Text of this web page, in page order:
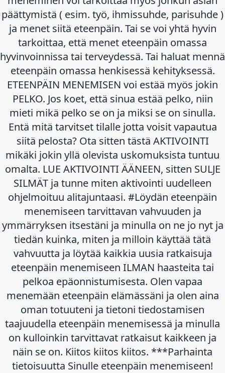
päättymistä ( esim. työ, ihmissuhde, parisuhde )
ja menet siitä eteenpäin. Tai se voi yhtä hyvin
tarkoittaa, että menet eteenpäin omassa
hyvinvoinnissa tai terveydessä. Tai haluat mennä
eteenpäin omassa henkisessä kehityksessä.
ETEENPÄIN MENEMISEN voi estää myös jokin
PELKO. Jos koet, että sinua estää pelko, niin
mieti mikä pelko se on ja miksi se on sinulla.
Entä mitä tarvitset tilalle jotta voisit vapautua
siitä pelosta? Ota sitten tästä AKTIVOINTI
mikäki jokin yllä olevista uskomuksista tuntuu
omalta. LUE AKTIVOINTI ÄÄNEEN, sitten SULJE
SILMÄT ja tunne miten aktivointi uudelleen
ohjelmoituu alitajuntaasi. #Löydän eteenpäin
menemiseen tarvittavan vahvuuden ja
ymmärryksen itsestäni ja minulla on ne jo nyt ja
tiedän kuinka, miten ja milloin käyttää tätä
vahvuutta ja löytää kaikkia uusia ratkaisuja
eteenpäin menemiseen ILMAN haasteita tai
pelkoa epäonnistumisesta. Olen vapaa
menemään eteenpäin elämässäni ja olen aina
oman totuuteni ja tietoni tiedostamisen
taajuudella eteenpäin menemisessä ja minulla
on kulloinkin tarvittavat ratkaisut kaikkeen ja
näin se on. Kiitos kiitos kiitos. ***Parhainta
tietoisuutta Sinulle eteenpäin menemiseen!